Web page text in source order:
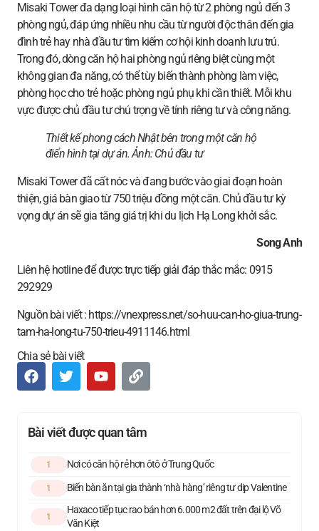
Misaki Tower đa dạng loại hình căn hộ từ 2 phòng ngủ đến 3
phòng ngủ, đáp ứng nhiều nhu cầu từ người độc thân đến gia
đình trẻ hay nhà đầu tư tìm kiếm cơ hội kinh doanh lưu trú.
Trong đó, dòng căn hộ hai phòng ngủ riêng biệt cùng một
không gian đa năng, có thể tùy biến thành phòng làm việc,
phòng học cho trẻ hoặc phòng ngủ phụ khi cần thiết. Mỗi khu
vực được chủ đầu tư chú trọng về tính riêng tư và công năng.
Thiết kế phong cách Nhật bên trong một căn hộ
điển hình tại dự án. Ảnh:Chủ đầu tư
Misaki Tower đã cất nóc và đang bước vào giai đoạn hoàn
thiện, giá bàn giao từ 750 triệu đồng một căn. Chủ đầu tư kỳ
vọng dự án sẽ gia tăng giá trị khi du lịch Hạ Long khởi sắc.
Song Anh
Liên hệ hotline để được trực tiếp giải đáp thắc mắc: 0915
292929
Nguồn bài viết : https://vnexpress.net/so-huu-can-ho-giua-trung-
tam-ha-long-tu-750-trieu-4911146.html
Chia sẻ bài viết
Bài viết được quan tâm
1 Nơi có căn hộ rẻ hơn ôtô ở Trung Quốc
1 Biến bàn ăn tại gia thành ‘nhà hàng’ riêng tư dịp Valentine
1
Haxaco tiếp tục rao bán hơn 6.000 m2 đất trên đại lộ Võ
Văn Kiệt